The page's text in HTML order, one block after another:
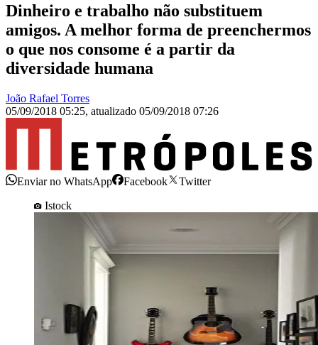
Dinheiro e trabalho não substituem
amigos. A melhor forma de preenchermos
o que nos consome é a partir da
diversidade humana
João Rafael Torres
05/09/2018 05:25, atualizado 05/09/2018 07:26
Enviar no WhatsApp Facebook
Twitter
Istock